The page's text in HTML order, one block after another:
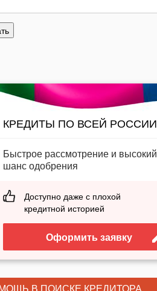
КРЕДИТЫ ПО ВСЕЙ РОССИИ
Быстрое рассмотрение и высокий
шанс одобрения
Доступно даже с плохой
кредитной историей
Оформить заявку